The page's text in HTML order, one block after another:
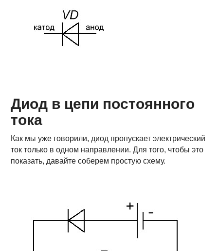
Диод в цепи постоянного
тока
Как мы уже говорили, диод пропускает электрический
ток только в одном направлении. Для того, чтобы это
показать, давайте соберем простую схему.